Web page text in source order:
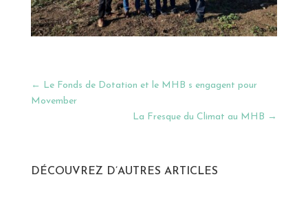
← Le Fonds de Dotation et le MHB s engagent pour
Movember
La Fresque du Climat au MHB →
DÉCOUVREZ D’AUTRES ARTICLES